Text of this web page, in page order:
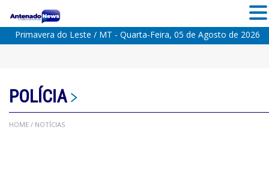
Primavera do Leste / MT - Quarta-Feira, 05 de Agosto de 2026
POLÍCIA
HOME / NOTÍCIAS